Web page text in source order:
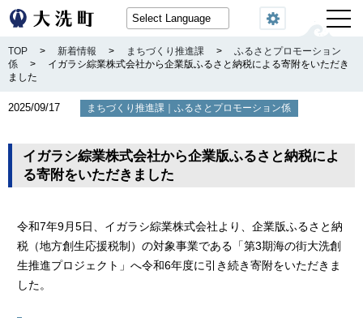
閲覧機能
TOP > 新着情報 > まちづくり推進課 >
ふるさとプロモーション
係
>
イガラシ綜業株式会社から企業版ふるさと納税による寄附をいただき
ました
2025/09/17 まちづくり推進課 ｜ふるさとプロモーション係
イガラシ綜業株式会社から企業版ふるさと納税によ
る寄附をいただきました
令和7年9月5日、イガラシ綜業株式会社より、企業版ふるさと納
税（地方創生応援税制）の対象事業である「第3期海の街大洗創
生推進プロジェクト」へ令和6年度に引き続き寄附をいただきま
した。